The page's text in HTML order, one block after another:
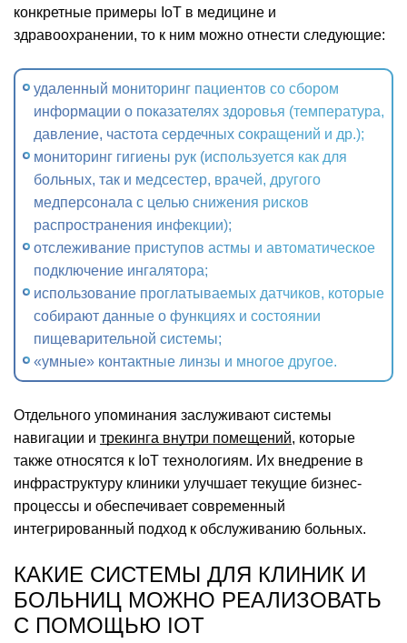
конкретные примеры IoT в медицине и
здравоохранении, то к ним можно отнести следующие:
удаленный мониторинг пациентов со сбором
информации о показателях здоровья (температура,
давление, частота сердечных сокращений и др.);
мониторинг гигиены рук (используется как для
больных, так и медсестер, врачей, другого
медперсонала с целью снижения рисков
распространения инфекции);
отслеживание приступов астмы и автоматическое
подключение ингалятора;
использование проглатываемых датчиков, которые
собирают данные о функциях и состоянии
пищеварительной системы;
«умные» контактные линзы и многое другое.
Отдельного упоминания заслуживают системы
навигации и трекинга внутри помещений, которые
также относятся к IoT технологиям. Их внедрение в
инфраструктуру клиники улучшает текущие бизнес-
процессы и обеспечивает современный
интегрированный подход к обслуживанию больных.
КАКИЕ СИСТЕМЫ ДЛЯ КЛИНИК И
БОЛЬНИЦ МОЖНО РЕАЛИЗОВАТЬ
С ПОМОЩЬЮ IOT